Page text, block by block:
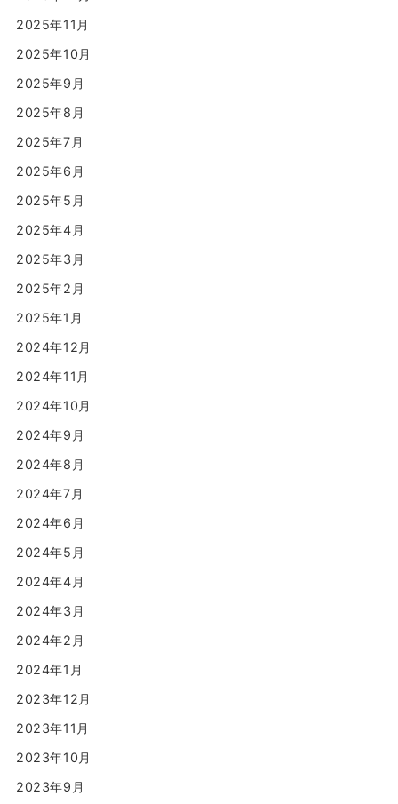
2025年11月
2025年10月
2025年9月
2025年8月
2025年7月
2025年6月
2025年5月
2025年4月
2025年3月
2025年2月
2025年1月
2024年12月
2024年11月
2024年10月
2024年9月
2024年8月
2024年7月
2024年6月
2024年5月
2024年4月
2024年3月
2024年2月
2024年1月
2023年12月
2023年11月
2023年10月
2023年9月